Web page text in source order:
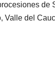
de
Valle del